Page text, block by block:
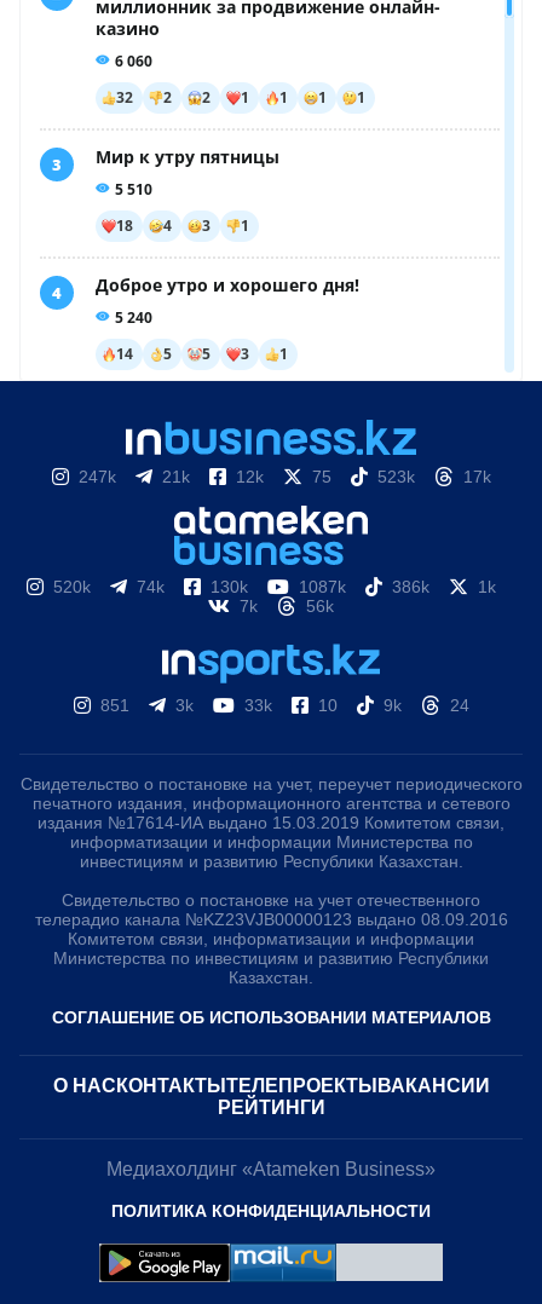
247k 21k 12k 75 523k 17k
520k 74k 130k 1087k 386k
1k
7k
56k
851 3k 33k 10 9k 24
Свидетельство о постановке на учет, переучет периодического
печатного издания, информационного агентства и сетевого
издания №17614-ИА выдано 15.03.2019 Комитетом связи,
информатизации и информации Министерства по
инвестициям и развитию Республики Казахстан.
Свидетельство о постановке на учет отечественного
телерадио канала №KZ23VJB00000123 выдано 08.09.2016
Комитетом связи, информатизации и информации
Министерства по инвестициям и развитию Республики
Казахстан.
СОГЛАШЕНИЕ ОБ ИСПОЛЬЗОВАНИИ МАТЕРИАЛОВ
О НАС КОНТАКТЫ ТЕЛЕПРОЕКТЫ ВАКАНСИИ
РЕЙТИНГИ
Медиахолдинг «Atameken Business»
ПОЛИТИКА КОНФИДЕНЦИАЛЬНОСТИ